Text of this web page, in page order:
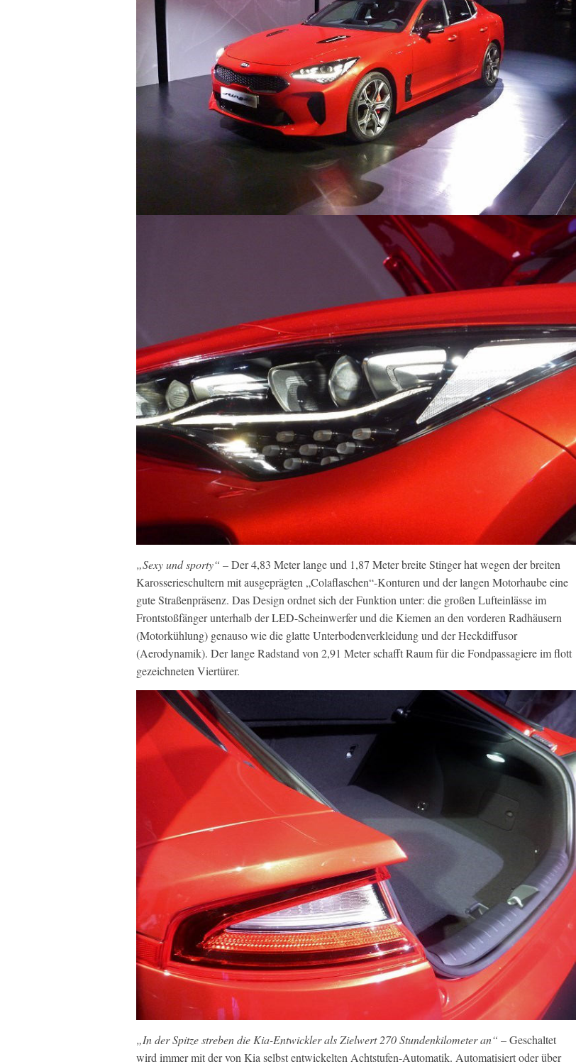
„Sexy und sporty“ – Der 4,83 Meter lange und 1,87 Meter breite Stinger hat wegen der breiten
Karosserieschultern mit ausgeprägten „Colaflaschen“-Konturen und der langen Motorhaube eine
gute Straßenpräsenz. Das Design ordnet sich der Funktion unter: die großen Lufteinlässe im
Frontstoßfänger unterhalb der LED-Scheinwerfer und die Kiemen an den vorderen Radhäusern
(Motorkühlung) genauso wie die glatte Unterbodenverkleidung und der Heckdiffusor
(Aerodynamik). Der lange Radstand von 2,91 Meter schafft Raum für die Fondpassagiere im flott
gezeichneten Viertürer.
„In der Spitze streben die Kia-Entwickler als Zielwert 270 Stundenkilometer an“ – Geschaltet
wird immer mit der von Kia selbst entwickelten Achtstufen-Automatik. Automatisiert oder über